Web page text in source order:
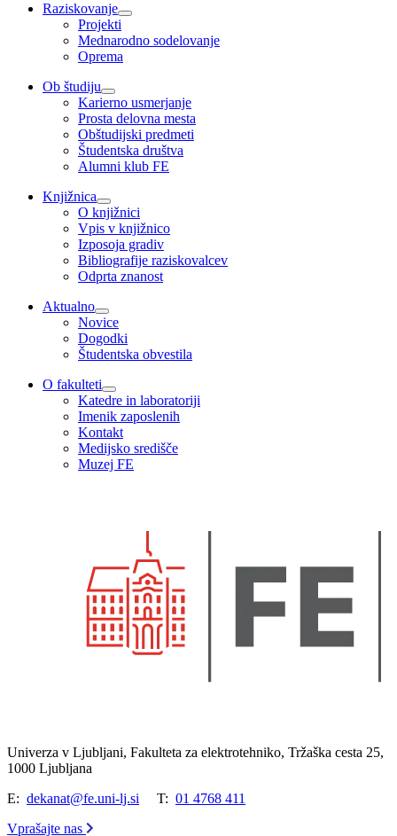
Raziskovanje
Projekti
Mednarodno sodelovanje
Oprema
Ob študiju
Karierno usmerjanje
Prosta delovna mesta
Obštudijski predmeti
Študentska društva
Alumni klub FE
Knjižnica
O knjižnici
Vpis v knjižnico
Izposoja gradiv
Bibliografije raziskovalcev
Odprta znanost
Aktualno
Novice
Dogodki
Študentska obvestila
O fakulteti
Katedre in laboratoriji
Imenik zaposlenih
Kontakt
Medijsko središče
Muzej FE
Univerza v Ljubljani, Fakulteta za elektrotehniko, Tržaška cesta 25,
1000 Ljubljana
E: dekanat@fe.uni-lj.si T: 01 4768 411
Vprašajte nas